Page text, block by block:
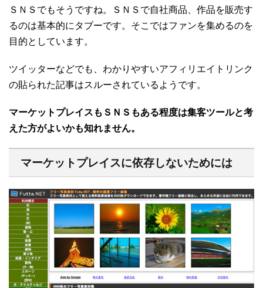
ＳＮＳでもそうですね。ＳＮＳで自社商品、作品を販売す
るのは基本的にタブーです。そこではファンを集めるのを
目的としています。
ツイッターなどでも、わかりやすいアフィリエイトリンク
の貼られた記事はスルーされているようです。
マーケットプレイスもＳＮＳもある程度は集客ツールと考
えた方がよいかも知れません。
マーケットプレイスに依存しないためには